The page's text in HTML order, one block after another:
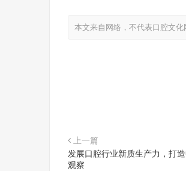
本文来自网络，不代表口腔文化
上一篇
发展口腔行业新质生产力，打
观察